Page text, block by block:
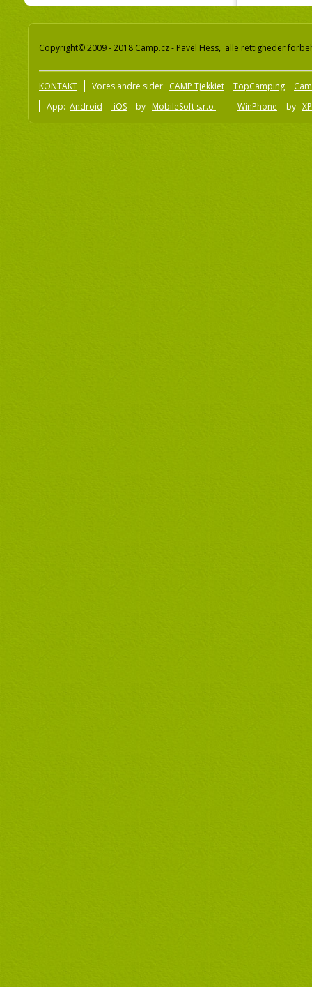
Copyright© 2009 - 2018 Camp.cz - Pavel Hess, alle rettigheder
KONTAKT Vores andre sider: CAMP Tjekkiet TopCamping
App: Android iOS by MobileSoft s.r.o WinPhone by